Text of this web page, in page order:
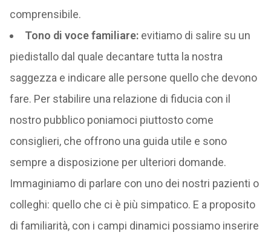
comprensibile.
Tono di voce familiare:evitiamo di salire su un
piedistallo dal quale decantare tutta la nostra
saggezza e indicare alle persone quello che devono
fare. Per stabilire una relazione di fiducia con il
nostro pubblico poniamoci piuttosto come
consiglieri, che offrono una guida utile e sono
sempre a disposizione per ulteriori domande.
Immaginiamo di parlare con uno dei nostri pazienti o
colleghi: quello che ci è più simpatico. E a proposito
di familiarità, con i campi dinamici possiamo inserire